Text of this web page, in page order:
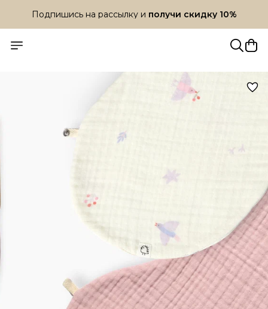
Подпишись на рассылку и получи скидку 10%
получи скидку 10%